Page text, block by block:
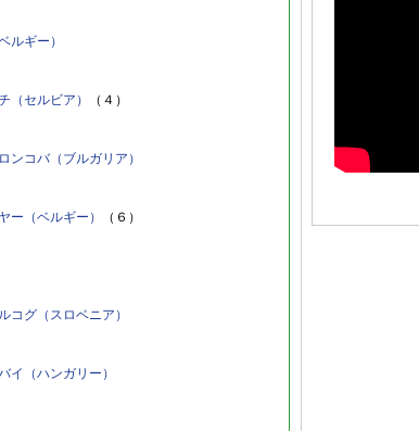
ルギー）
（セルビア） （４）
ンコバ（ブルガリア）
ー（ベルギー） （６）
コグ（スロベニア）
イ（ハンガリー）